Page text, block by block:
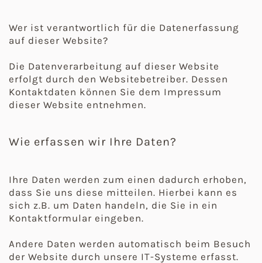
Wer ist verantwortlich für die Datenerfassung
auf dieser Website?
Die Datenverarbeitung auf dieser Website
erfolgt durch den Websitebetreiber. Dessen
Kontaktdaten können Sie dem Impressum
dieser Website entnehmen.
Wie erfassen wir Ihre Daten?
Ihre Daten werden zum einen dadurch erhoben,
dass Sie uns diese mitteilen. Hierbei kann es
sich z.B. um Daten handeln, die Sie in ein
Kontaktformular eingeben.
Andere Daten werden automatisch beim Besuch
der Website durch unsere IT-Systeme erfasst.